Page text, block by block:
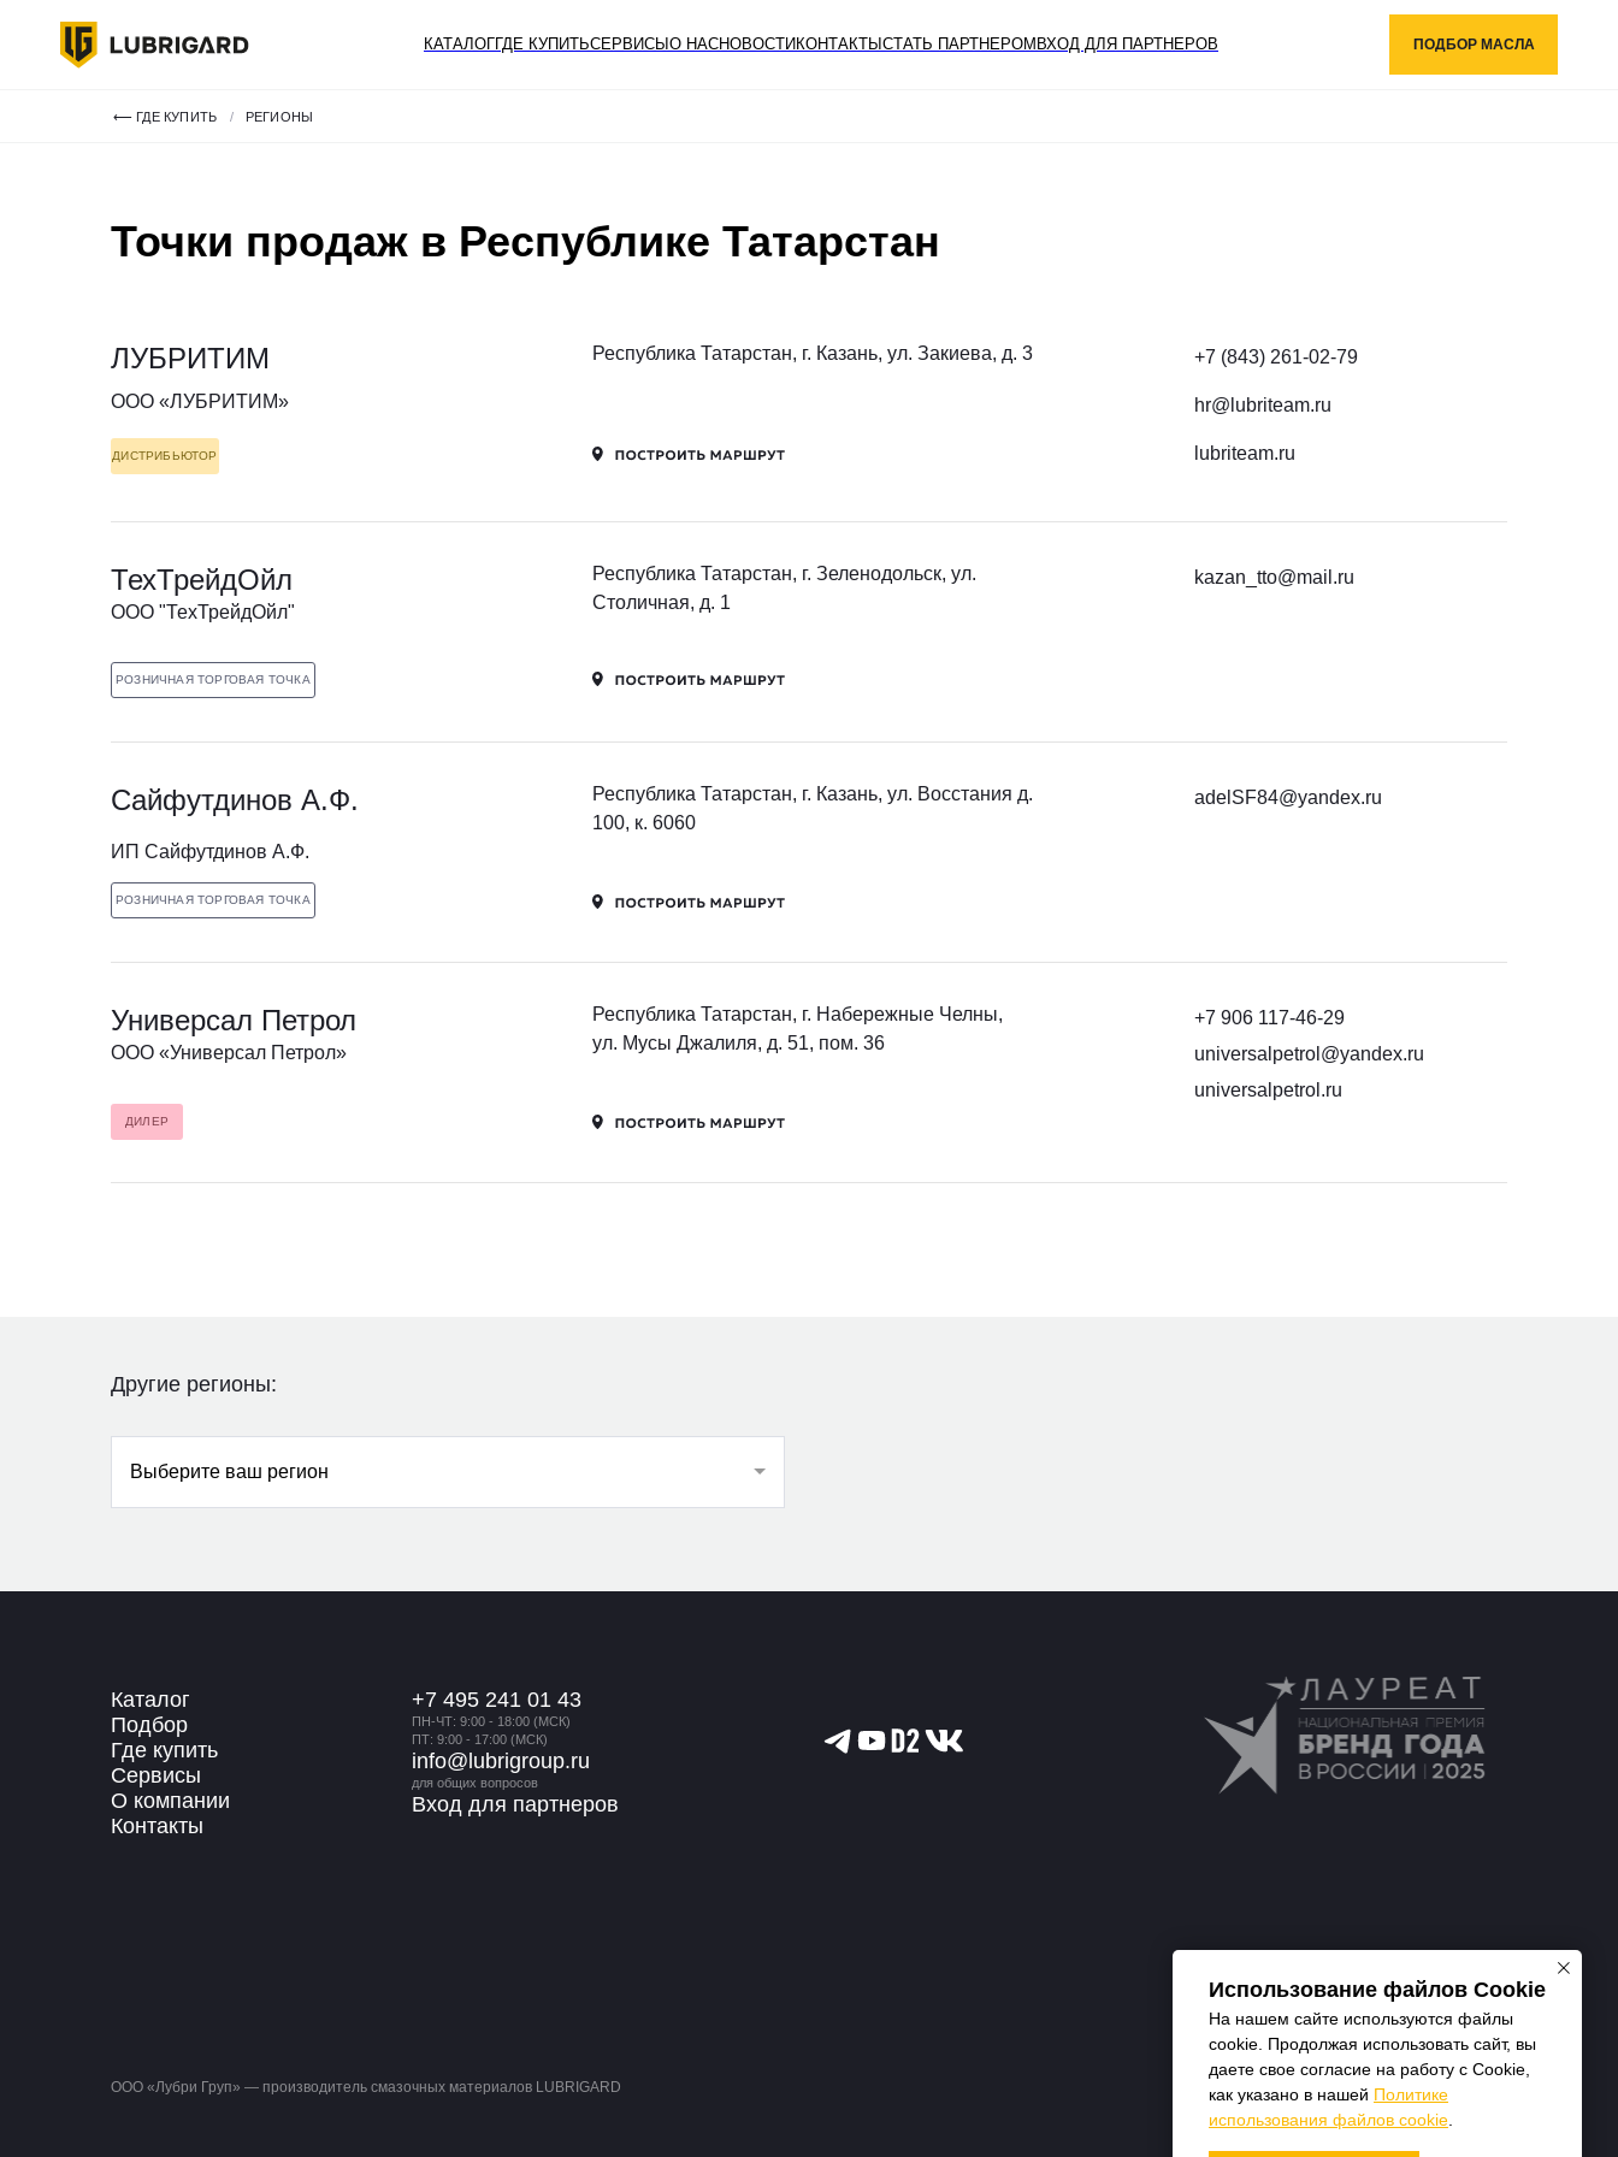
КАТАЛОГГДЕ КУПИТЬСЕРВИСЫ О НАСНОВОСТИ КОНТАКТЫ СТАТЬ ПАРТНЕРОМ ВХОД ДЛЯ ПАРТНЕРОВ ПОДБОР МАСЛА
ПОДОБРАТЬ МАСЛО
РЕГИОНЫ
/
⟵ ГДЕ КУПИТЬ
Точки продаж в Республике Татарстан
Республика Татарстан, г. Казань, ул. Закиева, д. 3
ЛУБРИТИМ
ООО «ЛУБРИТИМ»
+7 (843) 261-02-79
hr@lubriteam.ru
lubriteam.ru
ДИСТРИБЬЮТОР
РОЗНИЧНАЯ ТОРГОВАЯ ТОЧКА
ТехТрейдОйл
OOO "ТехТрейдОйл"
Республика Татарстан, г. Зеленодольск, ул.
Столичная, д. 1
kazan_tto@mail.ru
РОЗНИЧНАЯ ТОРГОВАЯ ТОЧКА
ИП Сайфутдинов А.Ф.
Сайфутдинов А.Ф.
Республика Татарстан, г. Казань, ул. Восстания д.
100, к. 6060
adelSF84@yandex.ru
Универсал Петрол
ООО «Универсал Петрол»
Республика Татарстан, г. Набережные Челны,
ул. Мусы Джалиля, д. 51, пом. 36
+7 906 117-46-29
universalpetrol@yandex.ru
universalpetrol.ru
ДИЛЕР
Другие регионы:
Выберите ваш регион
ООО «Лубри Груп» — производитель смазочных материалов LUBRIGARD
+7 495 241 01 43
ПН-ЧТ: 9:00 - 18:00 (МСК)
ПТ: 9:00 - 17:00 (МСК)
info@lubrigroup.ru
для общих вопросов
Вход для партнеров
Каталог
Подбор
Где купить
Сервисы
О компании
Контакты
Использование файлов Cookie
На нашем сайте используются файлы
cookie. Продолжая использовать сайт, вы
даете свое согласие на работу с Cookie,
как указано в нашей Политике
использования файлов cookie.